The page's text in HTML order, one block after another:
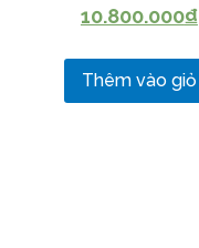
10.800.000₫
Thêm vào giỏ